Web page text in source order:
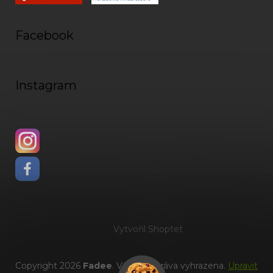
Facebook
Instagram
Vytvořil Shoptet
Copyright 2026 Fadee. Všechna práva vyhrazena. Upravit